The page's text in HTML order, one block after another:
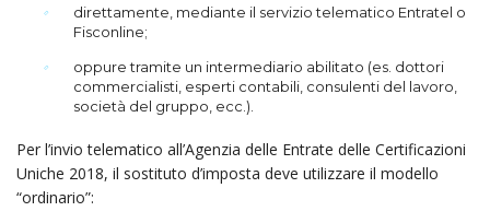
direttamente, mediante il servizio telematico Entratel o
Fisconline;
oppure tramite un intermediario abilitato (es. dottori
commercialisti, esperti contabili, consulenti del lavoro,
società del gruppo, ecc.).
Per l’invio telematico all’Agenzia delle Entrate delle Certificazioni
Uniche 2018, il sostituto d’imposta deve utilizzare il modello
“ordinario”: